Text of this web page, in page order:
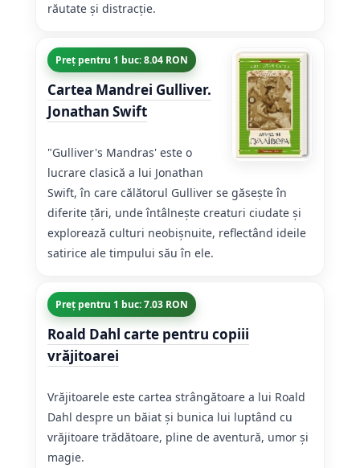
răutate și distracție.
Preț pentru 1 buc: 8.04 RON
Cartea Mandrei Gulliver.
Jonathan Swift
"Gulliver's Mandras' este o
lucrare clasică a lui Jonathan
Swift, în care călătorul Gulliver se găsește în
diferite țări, unde întâlnește creaturi ciudate și
explorează culturi neobișnuite, reflectând ideile
satirice ale timpului său în ele.
Preț pentru 1 buc: 7.03 RON
Roald Dahl carte pentru copiii
vrăjitoarei
Vrăjitoarele este cartea strângătoare a lui Roald
Dahl despre un băiat și bunica lui luptând cu
vrăjitoare trădătoare, pline de aventură, umor și
magie.